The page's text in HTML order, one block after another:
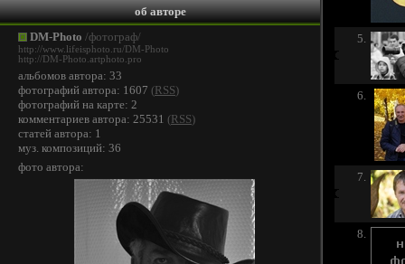
об авторе
DM-Photo /фотограф/
http://www.lifeisphoto.ru/DM-Photo
http://DM-Photo.artphoto.pro
альбомов автора: 33
фотографий автора: 1607 (RSS)
фотографий на карте: 2
комментариев автора: 25531 (RSS)
статей автора: 1
муз. композиций: 36
фото автора:
5.
6.
7.
8.